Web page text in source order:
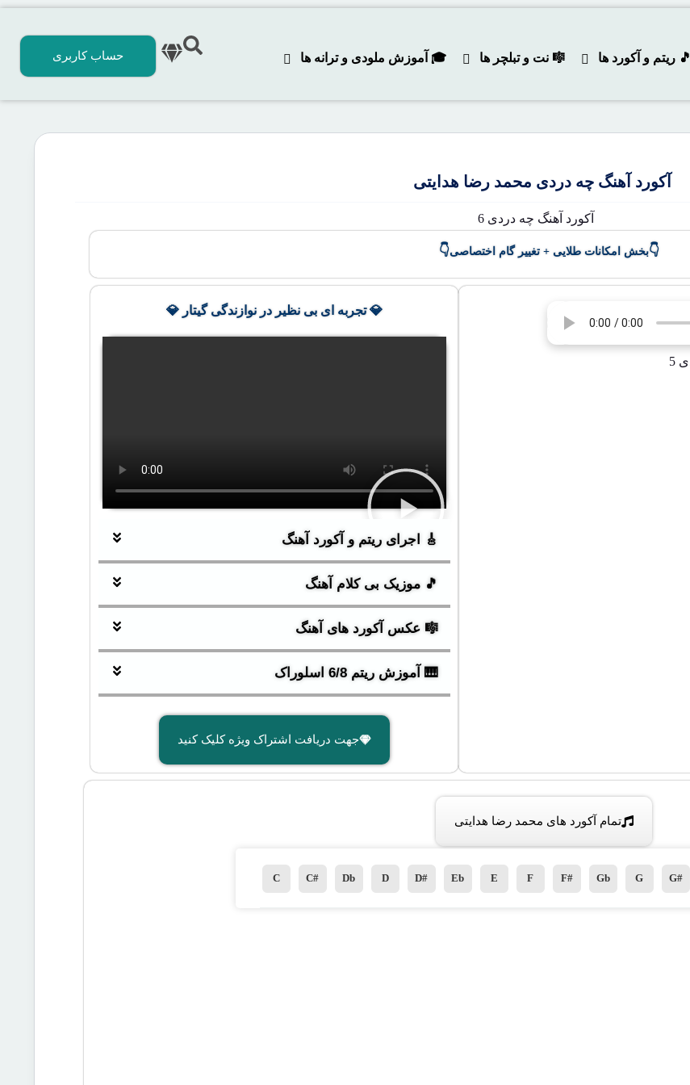
🎵 ریتم و آکورد ها 🎼 نت و تبلچر ها 🎓 آموزش ملودی و ترانه‌ ها حساب کاربری
آکورد آهنگ چه دردی محمد رضا هدایتی
👇بخش امکانات طلایی + تغییر گام اختصاصی👇
💎 تجربه ای بی نظیر در نوازندگی گیتار 💎
🎸 اجرای ریتم و آکورد آهنگ
🎵 موزیک بی کلام آهنگ
🎼 عکس آکورد های آهنگ
🎹 آموزش ریتم 6/8 اسلوراک
جهت دریافت اشتراک ویژه کلیک کنید
تمام آکورد های محمد رضا هدایتی
G#
G
Gb
F#
F
E
Eb
D#
D
Db
C#
C